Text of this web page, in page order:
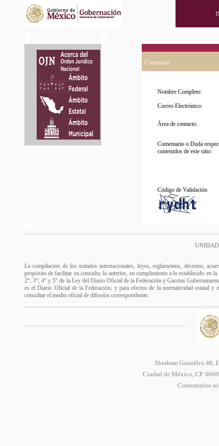
Contacto
Nombre Completo:
Correo Electrónico:
Área de contacto:
Comentario o Duda
contenidos de este sitio:
Código de Validación
UNIDAD
La compilación de los tratados internacionales, leyes, reglamentos, decretos,
propósito de facilitar su consulta; lo anterior, en cumplimiento a lo establecido en
2°; 3°; 4° y 5° de la Ley del Diario Oficial de la Federación y Gacetas
es el Diario Oficial de la Federación; y para efectos de la normatividad estatal
consultar el medio oficial de difusión correspondiente.
Abraham González 48,
Ciudad de México, CP.
Comentarios